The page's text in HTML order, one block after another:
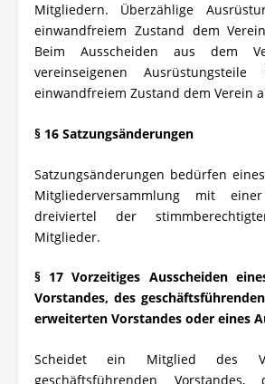
Mitgliedern. Überzählige
einwandfreiem Zustand dem
Beim Ausscheiden aus dem
vereinseigenen
einwandfreiem Zustand dem Verein
§ 16 Satzungsänderungen
Satzungsänderungen bedürfen
Mitgliederversammlung mit
dreiviertel der
Mitglieder.
§ 17 Vorzeitiges Ausscheiden
Vorstandes, des
erweiterten Vorstandes oder eines
Scheidet ein Mitglied des
geschäftsführenden Vorstandes,